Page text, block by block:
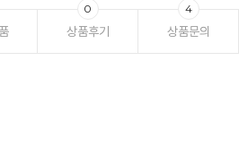
상품후기
0
상품문의
4